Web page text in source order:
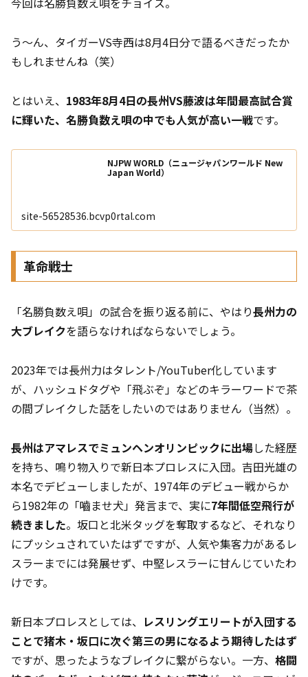
う～ん、タイガーVS寺西は8月4日分で語るべきだったか
もしれませんね（笑）
とはいえ、 1983年8月4日の長州VS藤波は年間最高試合賞
に輝いた、名勝負数え唄の中でも人気が高い一戦です。
NJPW WORLD（ニュージャパンワールド New
Japan World）
site-56528536.bcvp0rtal.com
革命戦士
「名勝負数え唄」の試合を振り返る前に、やはり長州力の
大ブレイクを語らなければならないでしょう。
2023年では長州力はタレント/YouTuber化しています
が、ハッシュドタグや「飛ぶぞ」などのキラーワードで茶
の間ブレイクした話をしたいのではありません（当然）。
長州はアマレスでミュンヘンオリンピックに出場した経歴
を持ち、鳴り物入りで新日本プロレスに入団。吉田光雄の
本名でデビューしましたが、1974年のデビュー戦からか
ら1982年の「嚙ませ犬」発言まで、実に7年間低空飛行が
続きました。坂口と北米タッグを奪取するなど、それなり
にプッシュされていたはずですが、人気や集客力があるレ
スラーまでには発展せず、中堅レスラーに甘んじていたわ
けです。
新日本プロレスとしては、 レスリングエリートが入団する
ことで猪木・坂口に次ぐ第三の男になるよう期待したはず
ですが、思ったようなブレイクに繋がらない。一方、 格闘